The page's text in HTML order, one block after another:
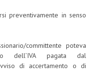
preventivamente in senso
committente poteva
dell’IVA pagata dal
di accertamento o di